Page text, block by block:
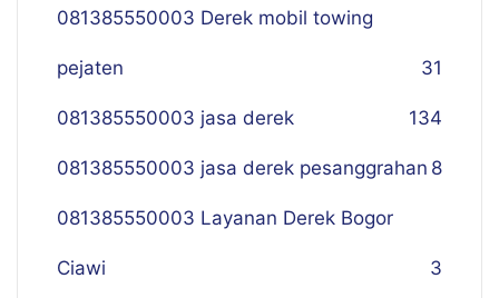
081385550003 Derek mobil towing
pejaten 31
081385550003 jasa derek 134
081385550003 jasa derek pesanggrahan 8
081385550003 Layanan Derek Bogor
Ciawi 3